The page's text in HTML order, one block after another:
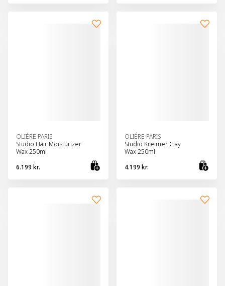
OLIÉRE PARIS
Studio Hair Moisturizer
Wax 250ml
6.199 kr.
OLIÉRE PARIS
Studio Kreimer Clay
Wax 250ml
4.199 kr.